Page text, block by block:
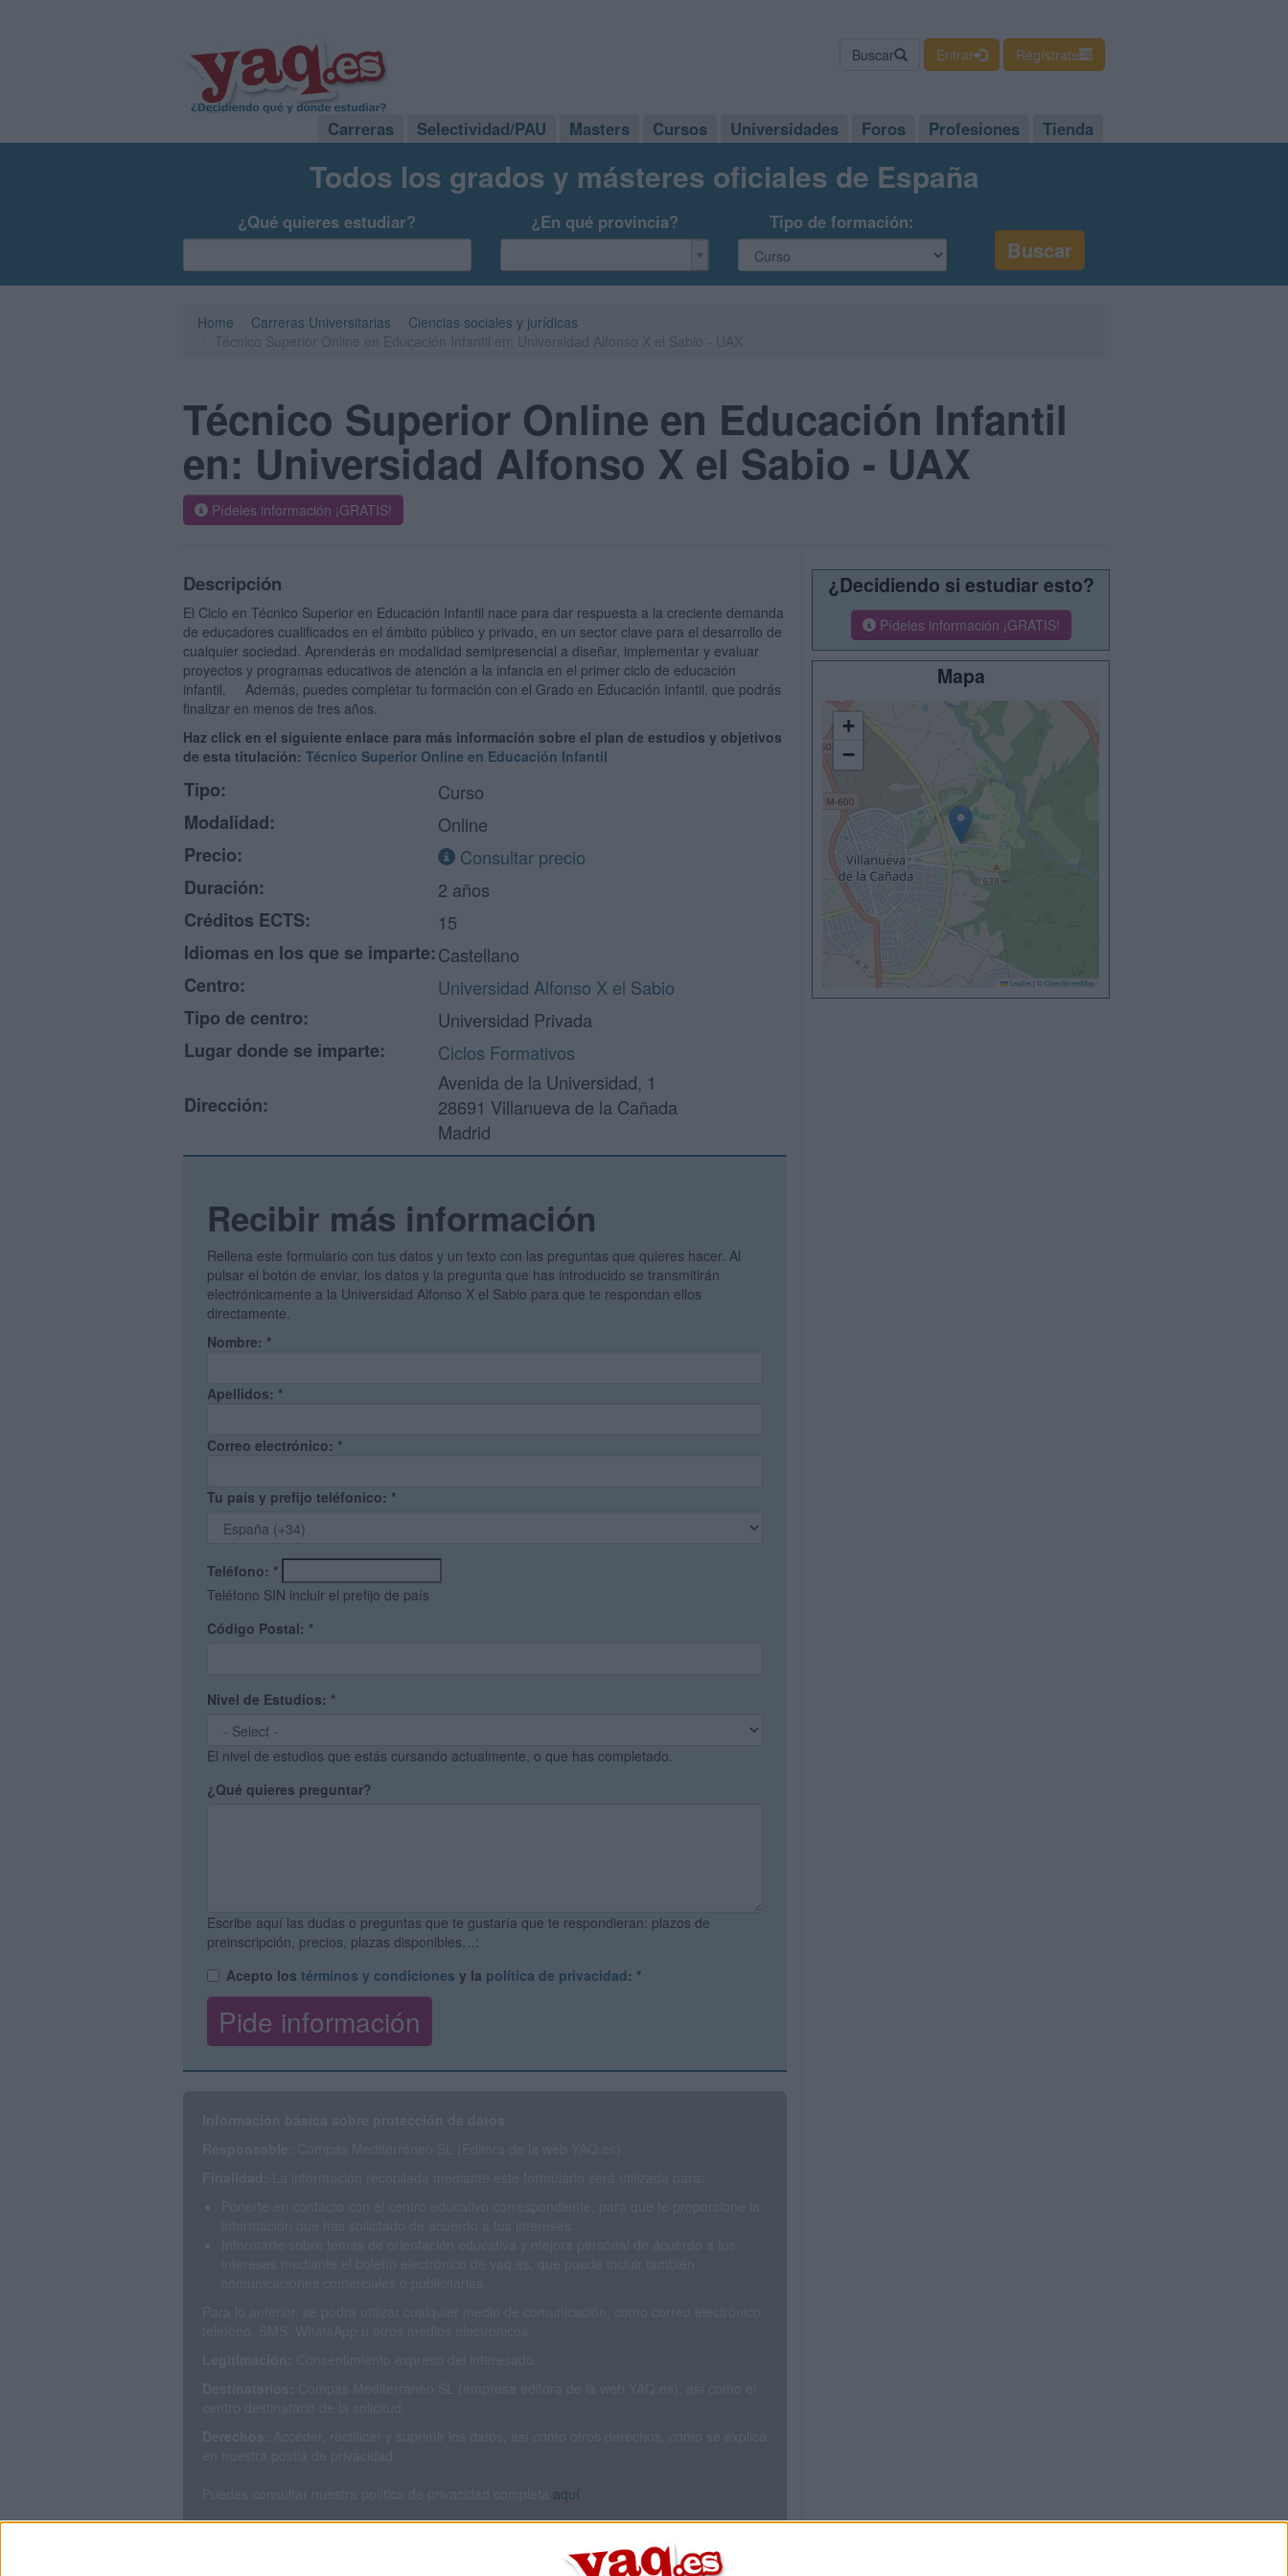
Buscar Entrar Regístrate
Carreras Selectividad/PAU Masters Cursos Universidades Foros Profesiones Tienda
Todos los grados y másteres oficiales de España
¿Qué quieres estudiar? ¿En qué provincia? Tipo de formación:
Home Carreras Universitarias
Ciencias sociales y jurídicas
Técnico Superior Online en Educación Infantil
en: Universidad Alfonso X el Sabio - UAX
Pídeles información ¡GRATIS!
Descripción
El Ciclo en Técnico Superior en Educación Infantil nace para dar respuesta a la creciente demanda
de educadores cualificados en el ámbito público y privado, en un sector clave para el desarrollo de
cualquier sociedad. Aprenderás en modalidad semipresencial a diseñar, implementar y evaluar
proyectos y programas educativos de atención a la infancia en el primer ciclo de educación
infantil. Además, puedes completar tu formación con el Grado en Educación Infantil, que podrás
finalizar en menos de tres años.
Haz click en el siguiente enlace para más información sobre el plan de estudios y objetivos
de esta titulación: Técnico Superior Online en Educación Infantil
Tipo:
Curso
Modalidad:
Online
Precio:
Consultar precio
Duración:
2 años
Créditos ECTS:
15
Idiomas en los que se imparte:Castellano
Centro:
Universidad Alfonso X el Sabio
Tipo de centro:
Universidad Privada
Lugar donde se imparte:
Ciclos Formativos
Dirección:
Avenida de la Universidad, 1
28691 Villanueva de la Cañada
Madrid
Recibir más información
Rellena este formulario con tus datos y un texto con las preguntas que quieres hacer. Al
pulsar el botón de enviar, los datos y la pregunta que has introducido se transmitirán
electrónicamente a la Universidad Alfonso X el Sabio para que te respondan ellos
directamente.
Nombre: *
Apellidos: *
Correo electrónico: *
Tu país y prefijo teléfonico: *
Teléfono: *
Teléfono SIN incluir el prefijo de país
Código Postal: *
Nivel de Estudios: *
El nivel de estudios que estás cursando actualmente, o que has completado.
¿Qué quieres preguntar?
Escribe aquí las dudas o preguntas que te gustaría que te respondieran: plazos de
preinscripción, precios, plazas disponibles…:
Acepto los términos y condiciones y la política de privacidad: *
aquí
¿Decidiendo si estudiar esto?
Pídeles información ¡GRATIS!
Mapa
+
−
Leaflet © OpenStreetMap